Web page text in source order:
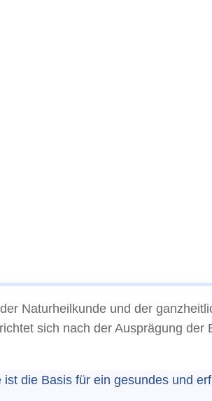
Naturheilkunde und der
sich nach der Ausprägung
die Basis für ein gesundes und